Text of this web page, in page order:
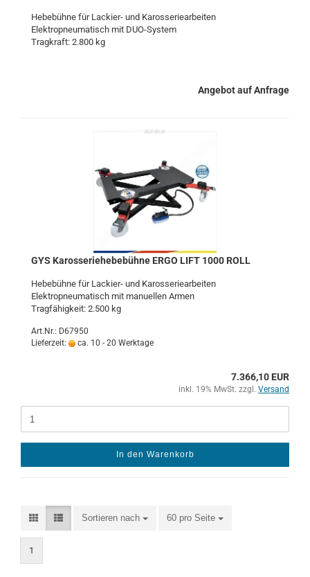
He­be­büh­ne für Lackier-​ und Ka­ros­se­rie­ar­bei­ten
Elek­tro­pneu­ma­tisch mit DUO-​System
Trag­kraft: 2.800 kg
Angebot auf Anfrage
GYS Ka­ros­se­rie­he­be­büh­ne ERGO LIFT 1000 ROLL
He­be­büh­ne für Lackier-​ und Ka­ros­se­rie­ar­bei­ten
Elek­tro­pneu­ma­tisch mit ma­nu­el­len Armen
Trag­fä­hig­keit: 2.500 kg
Art.Nr.: D67950
Lieferzeit:
ca. 10 - 20 Werktage
7.366,10 EUR
inkl. 19% MwSt. zzgl. Versand
In den Warenkorb
Sortieren nach 60 pro Seite
1